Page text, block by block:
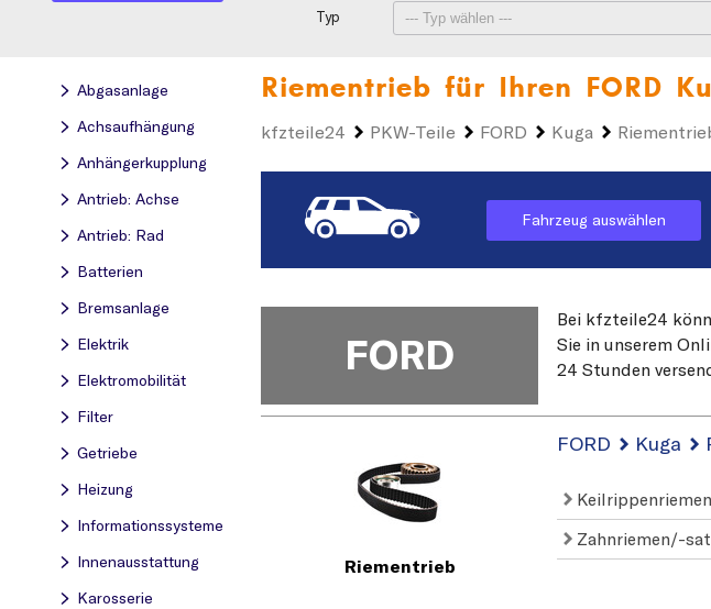
Typ
Abgasanlage
Achsaufhängung
Anhängerkupplung
Antrieb: Achse
Antrieb: Rad
Batterien
Bremsanlage
Elektrik
Elektromobilität
Filter
Getriebe
Heizung
Informationssysteme
Innenausstattung
Karosserie
Riementrieb für Ihren FORD
kfzteile24 PKW-Teile FORD Kuga
Fahrzeug auswählen
FORD
Bei kfzteile24
Sie in unserem
24 Stunden
Riementrieb
FORD Kuga
Zahnriemen/-